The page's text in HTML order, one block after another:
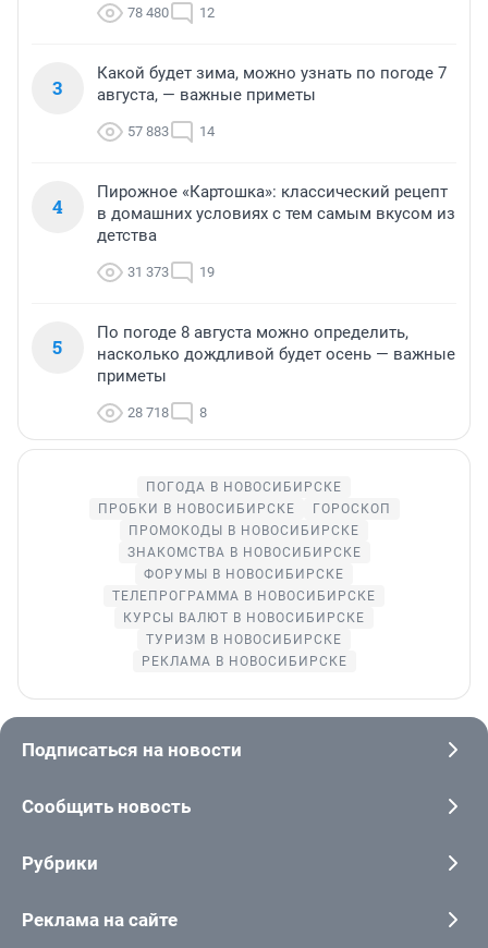
78 480 12
3
Какой будет зима, можно узнать по погоде 7
августа, — важные приметы
57 883 14
4
Пирожное «Картошка»: классический рецепт
в домашних условиях с тем самым вкусом из
детства
31 373 19
5
По погоде 8 августа можно определить,
насколько дождливой будет осень — важные
приметы
28 718 8
ПОГОДА В НОВОСИБИРСКЕ
ПРОБКИ В НОВОСИБИРСКЕ
ГОРОСКОП
ПРОМОКОДЫ В НОВОСИБИРСКЕ
ЗНАКОМСТВА В НОВОСИБИРСКЕ
ФОРУМЫ В НОВОСИБИРСКЕ
ТЕЛЕПРОГРАММА В НОВОСИБИРСКЕ
КУРСЫ ВАЛЮТ В НОВОСИБИРСКЕ
ТУРИЗМ В НОВОСИБИРСКЕ
РЕКЛАМА В НОВОСИБИРСКЕ
Подписаться на новости
Сообщить новость
Рубрики
Реклама на сайте